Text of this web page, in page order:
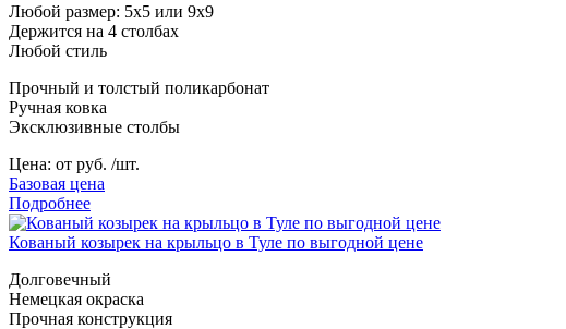
Любой размер: 5х5 или 9х9
Держится на 4 столбах
Любой стиль
Прочный и толстый поликарбонат
Ручная ковка
Эксклюзивные столбы
Цена: от руб. /шт.
Базовая цена
Подробнее
Кованый козырек на крыльцо в Туле по выгодной цене
Долговечный
Немецкая окраска
Прочная конструкция